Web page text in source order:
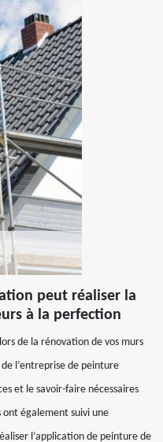
peut réaliser la
à la perfection
de la rénovation de vos murs
l’entreprise de peinture
et le savoir-faire nécessaires
également suivi une
l’application de peinture de